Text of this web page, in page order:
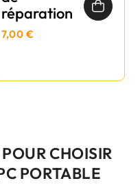
réparation
7,00 €
CHOISIR
PORTABLE